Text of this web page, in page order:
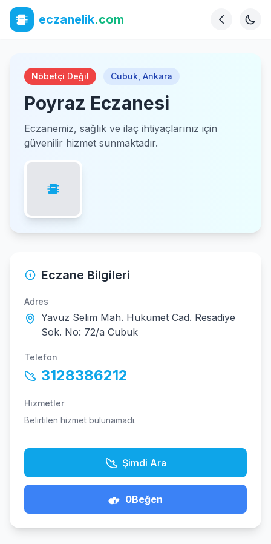
eczanelik.com
Nöbetçi Değil Cubuk Ankara
Poyraz Eczanesi
Eczanemiz, sağlık ve ilaç ihtiyaçlarınız için
güvenilir hizmet sunmaktadır.
Eczane Bilgileri
Adres
Yavuz Selim Mah. Hukumet Cad. Resadiye
Sok. No: 72/a Cubuk
Telefon
3128386212
Hizmetler
Belirtilen hizmet bulunamadı.
Şimdi Ara
0Beğen